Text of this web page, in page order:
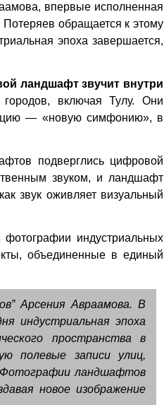
впервые исполненная
обращается к этому
эпоха завершается,
ландшафт звучит внутри
включая Тулу. Они
— «новую симфонию», в
подверглись цифровой
звуком, и ландшафт
звук оживляет визуальный
фотографии индустриальных
объединенные в единый
Арсения Авраамова. В
индустриальная эпоха
пространства в
полевые записи улиц,
Фотографии ландшафтов
новое изображение